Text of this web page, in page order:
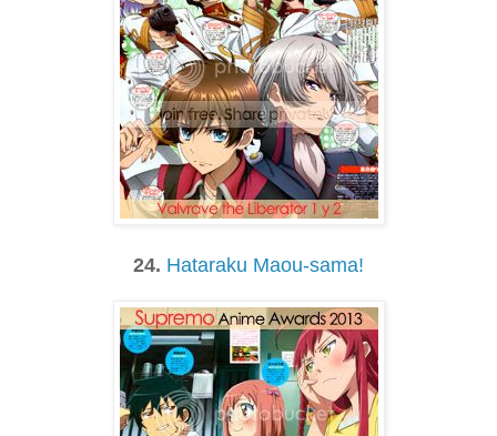
24. Hataraku Maou-sama!